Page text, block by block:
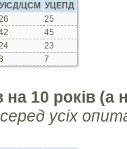
УІСД/ЦСМ
УЦЕПД
25
45
23
7
на 10 років (а
серед усіх